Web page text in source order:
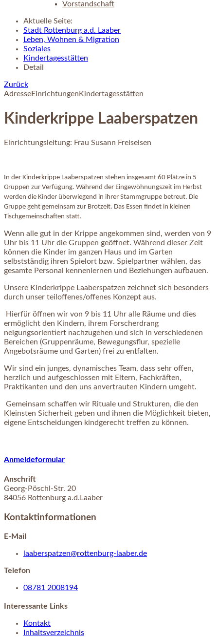
Vorstandschaft
Aktuelle Seite:
Stadt Rottenburg a.d. Laaber
Leben, Wohnen & Migration
Soziales
Kindertagesstätten
Detail
Zurück
AdresseEinrichtungen Kindertagesstätten
Kinderkrippe Laaberspatzen
Einrichtungsleitung: Frau Susann Freiseisen
In der Kinderkrippe Laaberspatzen stehen insgesamt 60 Plätze in 5
Gruppen zur Verfügung. Während der Eingewöhnungszeit im Herbst
werden die Kinder überwiegend in ihrer Stammgruppe betreut. Die
Gruppe geht gemeinsam zur Brotzeit. Das Essen findet in kleinen
Tischgemeinschaften statt.
Wenn alle gut in der Krippe angekommen sind, werden von 9
Uhr bis 11 Uhr die Gruppen geöffnet. Während dieser Zeit
können die Kinder im ganzen Haus und im Garten
selbstständig ihren Spielort bzw. Spielpartner wählen, das
gesamte Personal kennenlernen und Beziehungen aufbauen.
Unsere Kinderkrippe Laaberspatzen zeichnet sich besonders
durch unser teiloffenes/offenes Konzept aus.
Hierfür öffnen wir von 9 bis 11 Uhr alle Räume und dies
ermöglicht den Kindern, ihrem Forscherdrang
neigungsorientiert nachzugehen und sich in verschiedenen
Bereichen (Gruppenräume, Bewegungsflur, spezielle
Angebotsräume und Garten) frei zu entfalten.
Wir sind ein junges, dynamisches Team, dass sehr offen,
herzlich und aufgeschlossen mit Eltern, Fachkräften,
Praktikanten und den uns anvertrauten Kindern umgeht.
Gemeinsam schaffen wir Rituale und Strukturen, die den
Kleinsten Sicherheit geben und ihnen die Möglichkeit bieten,
eigene Entscheidungen kindgerecht treffen zu können.
Anmeldeformular
Anschrift
Georg-Pöschl-Str. 20
84056 Rottenburg a.d.Laaber
Kontaktinformationen
E-Mail
laaberspatzen@rottenburg-laaber.de
Telefon
08781 2008194
Interessante Links
Kontakt
Inhaltsverzeichnis